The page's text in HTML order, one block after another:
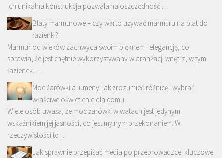
Ich unikalna konstrukcja pozwala na oszczędność …
Blaty marmurowe – czy warto używać marmuru na blat do
łazienki?
Marmur od wieków zachwyca swoim pięknem i elegancją, co
sprawia, że jest chętnie wykorzystywany w aranżacji wnętrz, w tym
łazienek. …
Moc żarówki a lumeny: jak zrozumieć różnicę i wybrać
właściwe oświetlenie dla domu
Wiele osób uważa, że moc żarówki w watach jest jedynym
wskaźnikiem jej jasności, co jest mylnym przekonaniem. W
rzeczywistości to …
Jak sprawnie przepisać media po przeprowadzce: kluczowe